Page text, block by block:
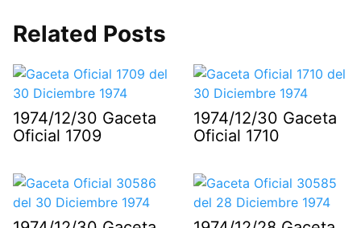
Related Posts
1974/12/30 Gaceta
Oficial 1709
1974/12/30 Gaceta
Oficial 1710